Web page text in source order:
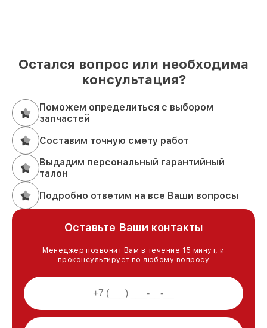
Остался вопрос или необходима
консультация?
Поможем определиться с выбором
запчастей
Составим точную смету работ
Выдадим персональный гарантийный
талон
Подробно ответим на все Ваши вопросы
Оставьте Ваши контакты
Менеджер позвонит Вам в течение 15 минут, и
проконсультирует по любому вопросу